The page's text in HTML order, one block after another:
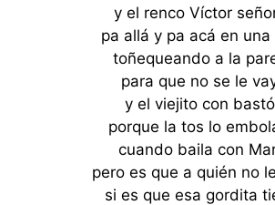
y el renco Víctor
pa allá y pa acá en una
toñequeando a la
para que no se le
y el viejito con
porque la tos lo
cuando baila con
pero es que a quién no
si es que esa gordita